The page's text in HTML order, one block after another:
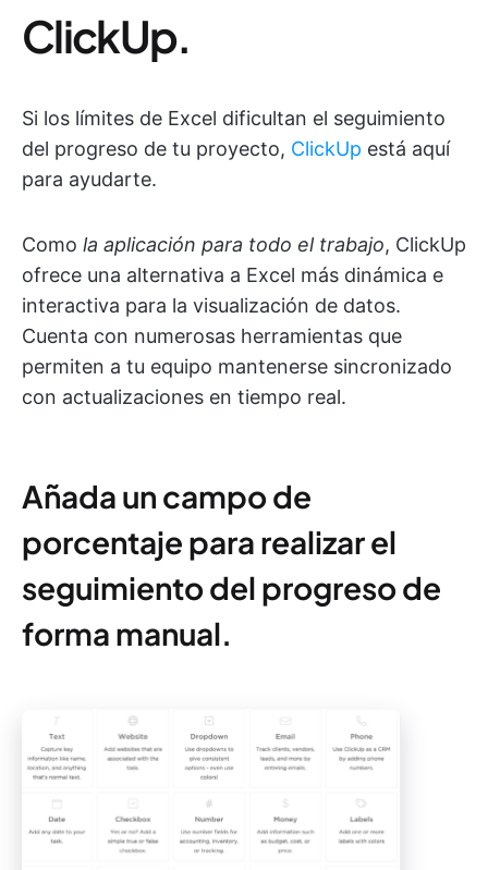
ClickUp.
Si los límites de Excel dificultan el seguimiento
del progreso de tu proyecto, ClickUp está aquí
para ayudarte.
Como la aplicación para todo el trabajo, ClickUp
ofrece una alternativa a Excel más dinámica e
interactiva para la visualización de datos.
Cuenta con numerosas herramientas que
permiten a tu equipo mantenerse sincronizado
con actualizaciones en tiempo real.
Añada un campo de
porcentaje para realizar el
seguimiento del progreso de
forma manual.